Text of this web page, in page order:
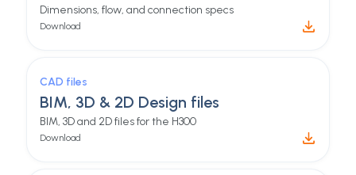
Dimensions, flow, and connection specs
Download
CAD files
BIM, 3D & 2D Design files
BIM, 3D and 2D files for the H300
Download